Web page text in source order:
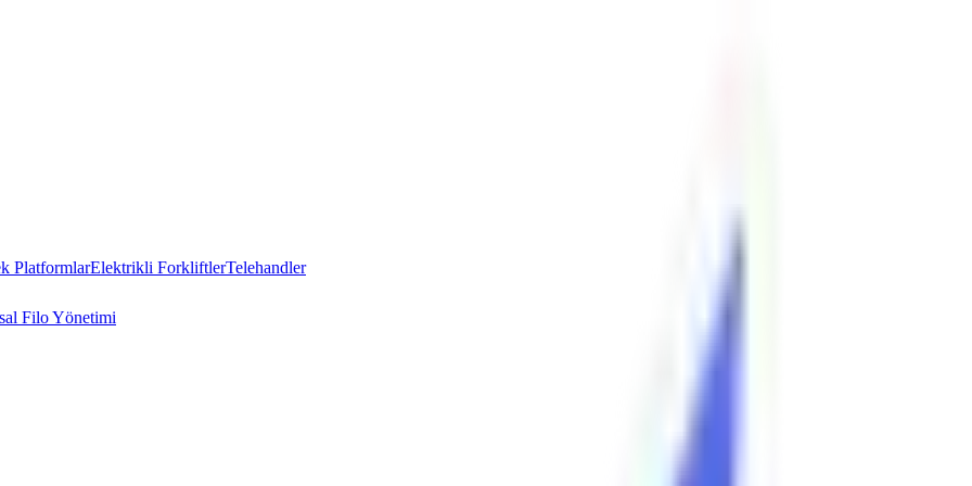
PlatformlarElektrikli ForkliftlerTelehandler
Filo Yönetimi